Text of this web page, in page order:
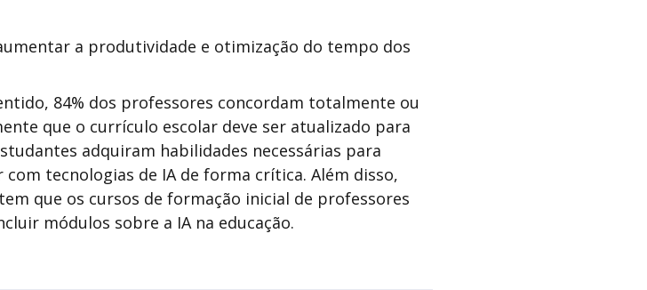
a produtividade e otimização do tempo dos
84% dos professores concordam totalmente ou
que o currículo escolar deve ser atualizado para
adquiram habilidades necessárias para
com tecnologias de IA de forma crítica. Além disso,
que os cursos de formação inicial de professores
módulos sobre a IA na educação.